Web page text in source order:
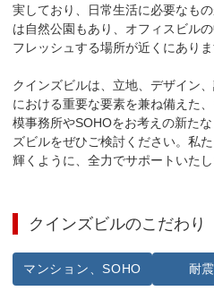
実しており、日常生活に必要なも
は自然公園もあり、オフィスビル
フレッシュする場所が近くにありま
クインズビルは、立地、デザイン
における重要な要素を兼ね備えた
模事務所やSOHOをお考えの新た
ズビルをぜひご検討ください。私
輝くように、全力でサポートいたし
クインズビルのこだわり
マンション、SOHO 耐